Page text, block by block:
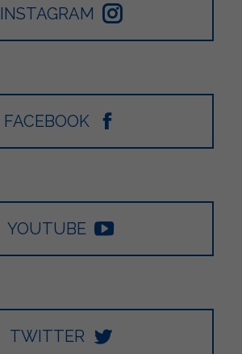
INSTAGRAM
FACEBOOK
YOUTUBE
TWITTER